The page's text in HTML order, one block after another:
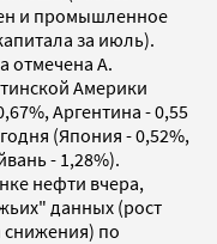
и промышленное
за июль).
отмечена А.
Америки
Аргентина - 0,55
(Япония - 0,52%,
- 1,28%).
нефти вчера,
данных (рост
по